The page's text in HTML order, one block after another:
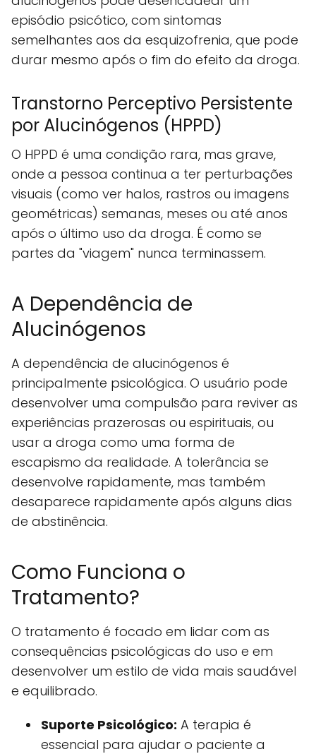
episódio psicótico, com sintomas
semelhantes aos da esquizofrenia, que pode
durar mesmo após o fim do efeito da droga.
Transtorno Perceptivo Persistente
por Alucinógenos (HPPD)
O HPPD é uma condição rara, mas grave,
onde a pessoa continua a ter perturbações
visuais (como ver halos, rastros ou imagens
geométricas) semanas, meses ou até anos
após o último uso da droga. É como se
partes da "viagem" nunca terminassem.
A Dependência de
Alucinógenos
A dependência de alucinógenos é
principalmente psicológica. O usuário pode
desenvolver uma compulsão para reviver as
experiências prazerosas ou espirituais, ou
usar a droga como uma forma de
escapismo da realidade. A tolerância se
desenvolve rapidamente, mas também
desaparece rapidamente após alguns dias
de abstinência.
Como Funciona o
Tratamento?
O tratamento é focado em lidar com as
consequências psicológicas do uso e em
desenvolver um estilo de vida mais saudável
e equilibrado.
Suporte Psicológico: A terapia é
essencial para ajudar o paciente a